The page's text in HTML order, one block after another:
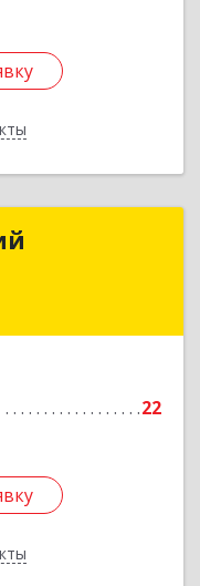
22
Василий
Подробнее